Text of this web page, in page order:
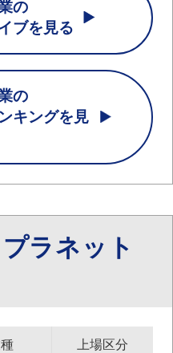
の
ブを見る
の
キングを見
ラネット
上場区分